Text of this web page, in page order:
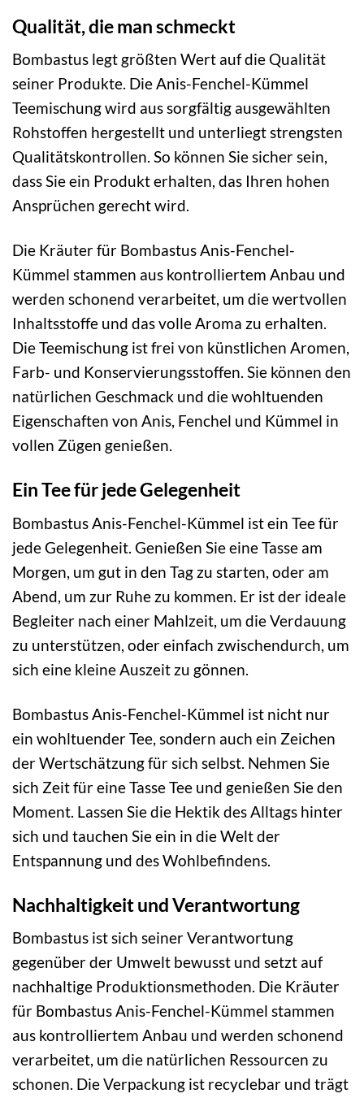
Qualität, die man schmeckt
Bombastus legt größten Wert auf die Qualität
seiner Produkte. Die Anis-Fenchel-Kümmel
Teemischung wird aus sorgfältig ausgewählten
Rohstoffen hergestellt und unterliegt strengsten
Qualitätskontrollen. So können Sie sicher sein,
dass Sie ein Produkt erhalten, das Ihren hohen
Ansprüchen gerecht wird.
Die Kräuter für Bombastus Anis-Fenchel-
Kümmel stammen aus kontrolliertem Anbau und
werden schonend verarbeitet, um die wertvollen
Inhaltsstoffe und das volle Aroma zu erhalten.
Die Teemischung ist frei von künstlichen Aromen,
Farb- und Konservierungsstoffen. Sie können den
natürlichen Geschmack und die wohltuenden
Eigenschaften von Anis, Fenchel und Kümmel in
vollen Zügen genießen.
Ein Tee für jede Gelegenheit
Bombastus Anis-Fenchel-Kümmel ist ein Tee für
jede Gelegenheit. Genießen Sie eine Tasse am
Morgen, um gut in den Tag zu starten, oder am
Abend, um zur Ruhe zu kommen. Er ist der ideale
Begleiter nach einer Mahlzeit, um die Verdauung
zu unterstützen, oder einfach zwischendurch, um
sich eine kleine Auszeit zu gönnen.
Bombastus Anis-Fenchel-Kümmel ist nicht nur
ein wohltuender Tee, sondern auch ein Zeichen
der Wertschätzung für sich selbst. Nehmen Sie
sich Zeit für eine Tasse Tee und genießen Sie den
Moment. Lassen Sie die Hektik des Alltags hinter
sich und tauchen Sie ein in die Welt der
Entspannung und des Wohlbefindens.
Nachhaltigkeit und Verantwortung
Bombastus ist sich seiner Verantwortung
gegenüber der Umwelt bewusst und setzt auf
nachhaltige Produktionsmethoden. Die Kräuter
für Bombastus Anis-Fenchel-Kümmel stammen
aus kontrolliertem Anbau und werden schonend
verarbeitet, um die natürlichen Ressourcen zu
schonen. Die Verpackung ist recyclebar und trägt